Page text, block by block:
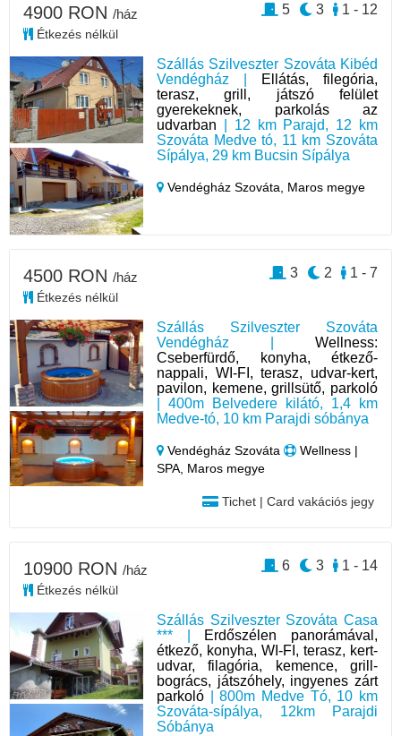
Szállás Szilveszter Szováta Kibéd
Vendégház |
Ellátás, filegória,
terasz, grill, játszó felület
gyerekeknek, parkolás az
udvarban | 12 km Parajd, 12 km
Szováta Medve tó, 11 km Szováta
Sípálya, 29 km Bucsin Sípálya
Vendégház Szováta, Maros megye
4900 RON /ház
Étkezés nélkül
1 - 12
3
5
Szállás Szilveszter Szováta
Vendégház | Wellness:
Cseberfürdő, konyha, étkező-
nappali, WI-FI, terasz, udvar-kert,
pavilon, kemene, grillsütő, parkoló
| 400m Belvedere kilátó, 1,4 km
Medve-tó, 10 km Parajdi sóbánya
Vendégház Szováta
Wellness |
SPA, Maros megye
Tichet | Card vakációs jegy
4500 RON /ház
Étkezés nélkül
1 - 7
2
3
Szállás Szilveszter Szováta Casa
*** | Erdőszélen panorámával,
étkező, konyha, WI-FI, terasz, kert-
udvar, filagória, kemence, grill-
bogrács, játszóhely, ingyenes zárt
parkoló | 800m Medve Tó, 10 km
Szováta-sípálya, 12km Parajdi
Sóbánya
10900 RON /ház
Étkezés nélkül
1 - 14
3
6